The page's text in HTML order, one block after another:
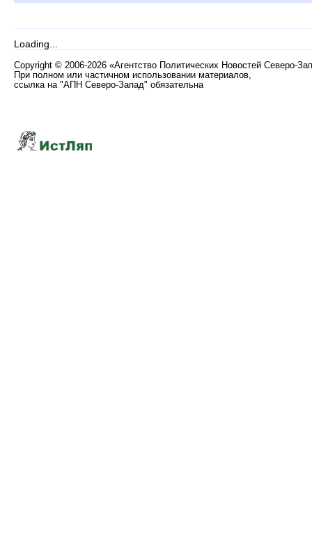
Loading...
Copyright © 2006-2026 «Агентство Политических Новостей Северо-
При полном или частичном использовании материалов,
ссылка на "АПН Северо-Запад" обязательна